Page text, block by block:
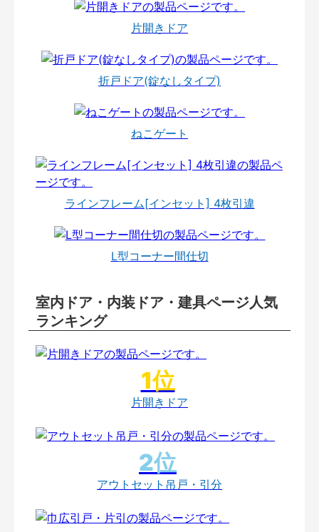
片開きドア
折戸ドア(錠なしタイプ)
ねこゲート
ラインフレーム[インセット] 4枚引違
L型コーナー間仕切
室内ドア・内装ドア・建具ページ人気
ランキング
片開きドア
アウトセット吊戸・引分